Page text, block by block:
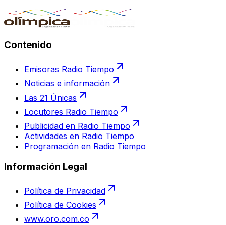
Contenido
Emisoras Radio Tiempo
Noticias e información
Las 21 Únicas
Locutores Radio Tiempo
Publicidad en Radio Tiempo
Actividades en Radio Tiempo
Programación en Radio Tiempo
Información Legal
Política de Privacidad
Política de Cookies
www.oro.com.co